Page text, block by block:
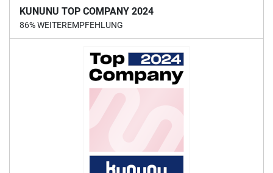
KUNUNU TOP COMPANY 2024
86% WEITEREMPFEHLUNG